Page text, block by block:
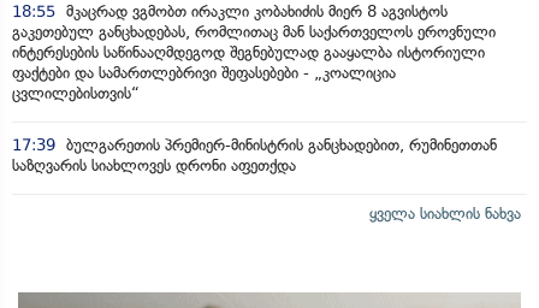
18:55 მკაცრად ვგმობთ ირაკლი კობახიძის მიერ 8 აგვისტოს
გაკეთებულ განცხადებას, რომლითაც მან საქართველოს ეროვნული
ინტერესების საწინააღმდეგოდ შეგნებულად გააყალბა ისტორიული
ფაქტები და სამართლებრივი შეფასებები - „კოალიცია
ცვლილებისთვის“
17:39 ბულგარეთის პრემიერ-მინისტრის განცხადებით, რუმინეთთან
საზღვარის სიახლოვეს დრონი აფეთქდა
ყველა სიახლის ნახვა